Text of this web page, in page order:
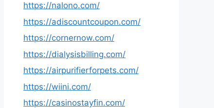
https://nalono.com/
https://adiscountcoupon.com/
https://cornernow.com/
https://dialysisbilling.com/
https://airpurifierforpets.com/
https://wiini.com/
https://casinostayfin.com/